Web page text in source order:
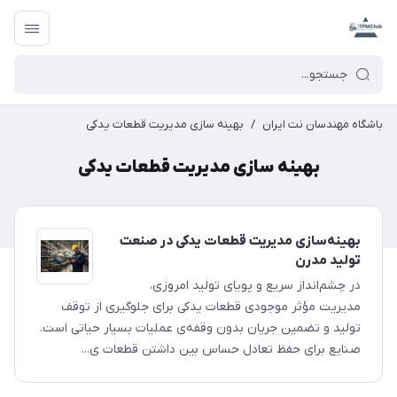
باشگاه مهندسان نت ایران / بهینه سازی مدیریت قطعات یدکی
بهینه سازی مدیریت قطعات یدکی
بهینه‌سازی مدیریت قطعات یدکی در صنعت
تولید مدرن
در چشم‌انداز سریع و پویای تولید امروزی،
مدیریت مؤثر موجودی قطعات یدکی برای جلوگیری از توقف
تولید و تضمین جریان بدون وقفه‌ی عملیات بسیار حیاتی است.
صنایع برای حفظ تعادل حساس بین داشتن قطعات ی...